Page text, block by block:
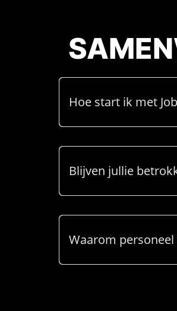
Hoe start ik met
Blijven jullie
Waarom personeel